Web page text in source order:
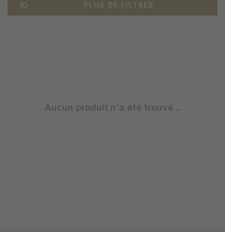
PLUS DE FILTRES
Aucun produit n'a été trouvé...